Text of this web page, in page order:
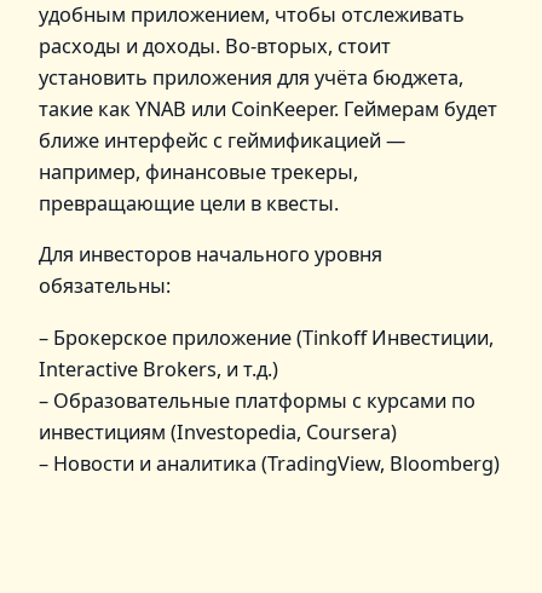
удобным приложением, чтобы отслеживать
расходы и доходы. Во-вторых, стоит
установить приложения для учёта бюджета,
такие как YNAB или CoinKeeper. Геймерам будет
ближе интерфейс с геймификацией —
например, финансовые трекеры,
превращающие цели в квесты.
Для инвесторов начального уровня
обязательны:
– Брокерское приложение (Tinkoff Инвестиции,
Interactive Brokers, и т.д.)
– Образовательные платформы с курсами по
инвестициям (Investopedia, Coursera)
– Новости и аналитика (TradingView, Bloomberg)